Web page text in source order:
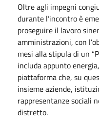
Oltre agli impegni
durante l’incontro è
proseguire il lavoro
amministrazioni, con
mesi alla stipula di un
includa appunto
piattaforma che, su
insieme aziende,
rappresentanze sociali
distretto.